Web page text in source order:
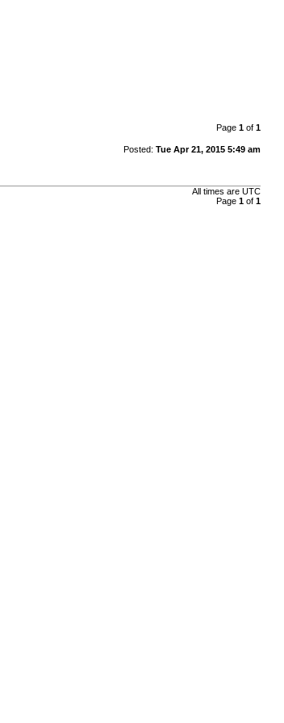
Page 1of 1
Posted: Tue Apr 21, 2015 5:49 am
All times are UTC
Page 1of 1